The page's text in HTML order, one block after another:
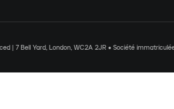
| 7 Bell Yard, London, WC2A 2JR • Société